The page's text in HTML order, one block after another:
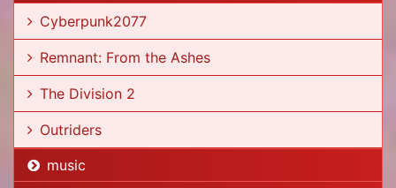
Cyberpunk2077
Remnant: From the Ashes
The Division 2
Outriders
music